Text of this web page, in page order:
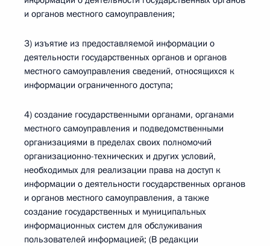
и органов местного самоуправления;
3) изъятие из предоставляемой информации о
деятельности государственных органов и органов
местного самоуправления сведений, относящихся к
информации ограниченного доступа;
4) создание государственными органами, органами
местного самоуправления и подведомственными
организациями в пределах своих полномочий
организационно-технических и других условий,
необходимых для реализации права на доступ к
информации о деятельности государственных органов
и органов местного самоуправления, а также
создание государственных и муниципальных
информационных систем для обслуживания
пользователей информацией; (В редакции